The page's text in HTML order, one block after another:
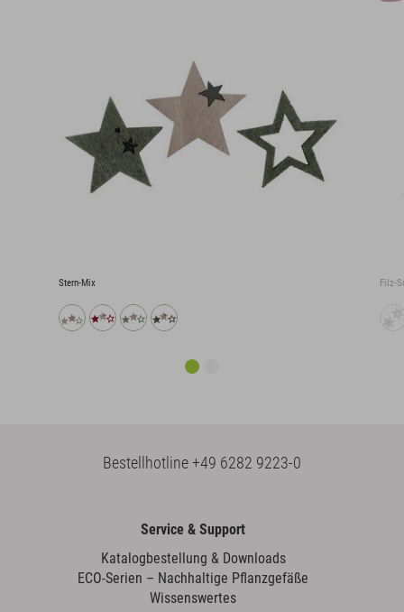
Stern-Mix Filz-
Bestellhotline+49 6282 9223-0
Service & Support
Katalogbestellung & Downloads
ECO-Serien – Nachhaltige Pflanzgefäße
Wissenswertes